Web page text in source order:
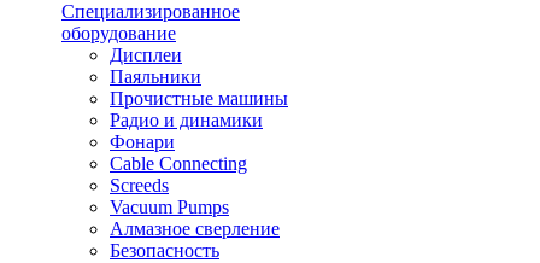
Специализированное
оборудование
Дисплеи
Паяльники
Прочистные машины
Радио и динамики
Фонари
Cable Connecting
Screeds
Vacuum Pumps
Алмазное сверление
Безопасность